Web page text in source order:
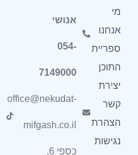
מי
אנחנו
ספריית
התוכן
יצירת
קשר
הצהרת
נגישות
אנושי
054-
7149000
office@nekudat-
mifgash.co.il
כספי 6,